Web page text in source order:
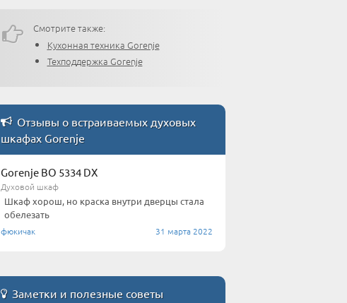
Смотрите также:
Кухонная техника Gorenje
Техподдержка Gorenje
Отзывы о встраиваемых духовых
шкафах Gorenje
Gorenje BO 5334 DX
Духовой шкаф
Шкаф хорош, но краска внутри дверцы стала
обелезать
фюкичак 31 марта 2022
Заметки и полезные советы